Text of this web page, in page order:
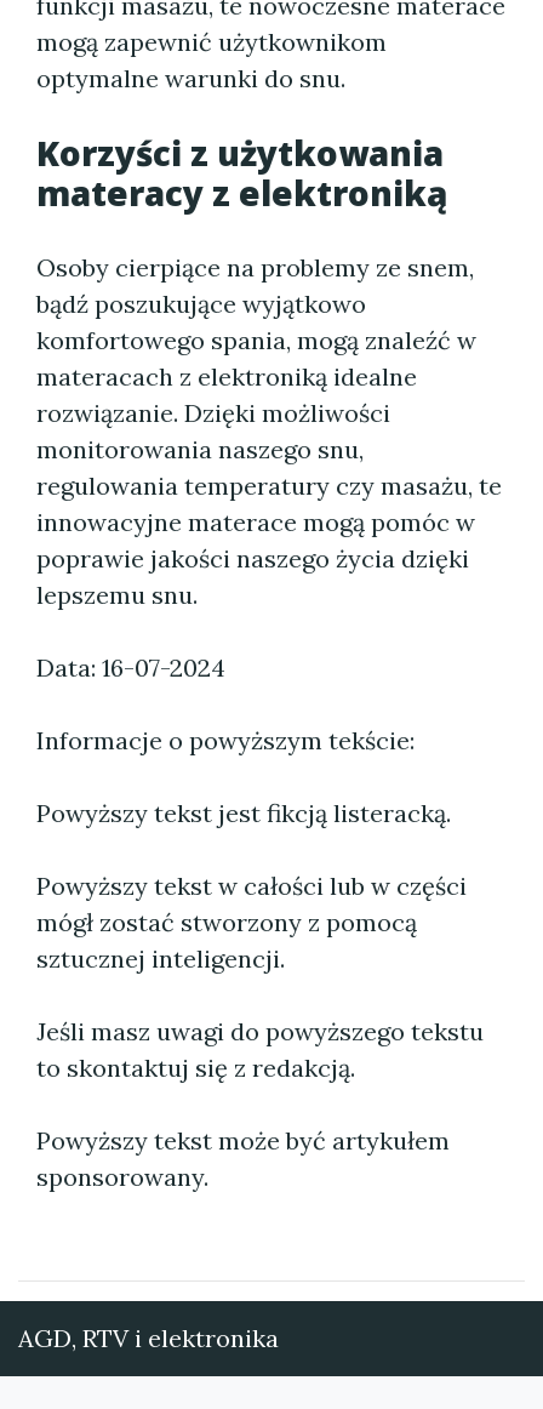
mogą zapewnić użytkownikom
optymalne warunki do snu.
Korzyści z użytkowania
materacy z elektroniką
Osoby cierpiące na problemy ze snem,
bądź poszukujące wyjątkowo
komfortowego spania, mogą znaleźć w
materacach z elektroniką idealne
rozwiązanie. Dzięki możliwości
monitorowania naszego snu,
regulowania temperatury czy masażu, te
innowacyjne materace mogą pomóc w
poprawie jakości naszego życia dzięki
lepszemu snu.
Data: 16-07-2024
Informacje o powyższym tekście:
Powyższy tekst jest fikcją listeracką.
Powyższy tekst w całości lub w części
mógł zostać stworzony z pomocą
sztucznej inteligencji.
Jeśli masz uwagi do powyższego tekstu
to skontaktuj się z redakcją.
Powyższy tekst może być artykułem
sponsorowany.
AGD, RTV i elektronika